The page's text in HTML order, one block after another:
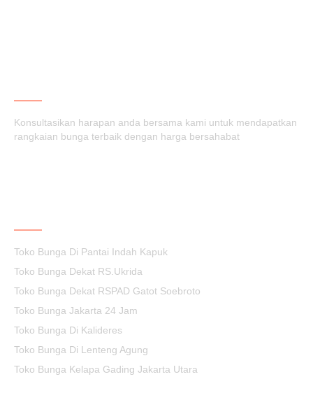
Konsultasikan harapan anda bersama kami untuk mendapatkan
rangkaian bunga terbaik dengan harga bersahabat
Toko Bunga Di Pantai Indah Kapuk
Toko Bunga Dekat RS.Ukrida
Toko Bunga Dekat RSPAD Gatot Soebroto
Toko Bunga Jakarta 24 Jam
Toko Bunga Di Kalideres
Toko Bunga Di Lenteng Agung
Toko Bunga Kelapa Gading Jakarta Utara